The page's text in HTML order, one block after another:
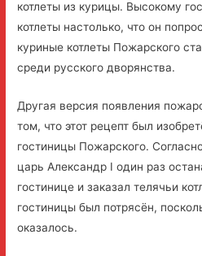
котлеты из курицы. Высокому
котлеты настолько, что он
куриные котлеты Пожарского
среди русского дворянства.
Другая версия появления
том, что этот рецепт был
гостиницы Пожарского.
царь Александр I один раз
гостинице и заказал телячьи
гостиницы был потрясён,
оказалось.